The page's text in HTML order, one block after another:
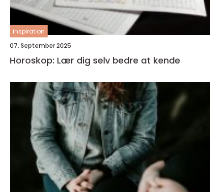
inspiration
07. September 2025
Horoskop: Lær dig selv bedre at kende